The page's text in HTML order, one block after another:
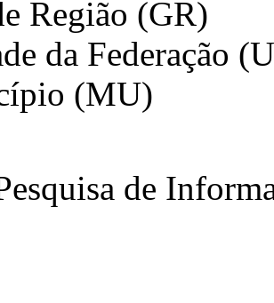
Região (GR)
da Federação
(MU)
de